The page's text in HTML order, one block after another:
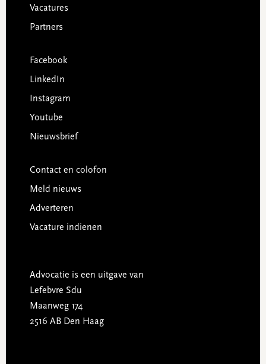
Vacatures
Partners
Facebook
LinkedIn
Instagram
Youtube
Nieuwsbrief
Contact en colofon
Meld nieuws
Adverteren
Vacature indienen
Advocatie is een uitgave van
Lefebvre Sdu
Maanweg 174
2516 AB Den Haag